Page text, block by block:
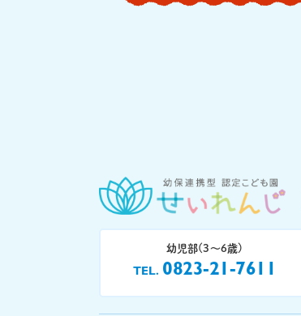
幼児部(3〜6歳)
TEL 0823-21-7611